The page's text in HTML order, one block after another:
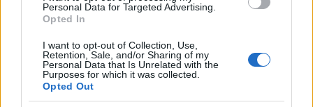
Personal Data for Targeted Advertising.
Opted In
I want to opt-out of Collection, Use,
Retention, Sale, and/or Sharing of my
Personal Data that Is Unrelated with the
Purposes for which it was collected.
Opted Out
dramaturg özvegye, Spiegel Annie alapított, hogy a
háttérben dolgozó dramaturgokat, színházi titkárokat
elismerjék. A gyűrűt 2010-benGötz Béláné
, a Budapest
Bábszínház művészeti titkára kapta.